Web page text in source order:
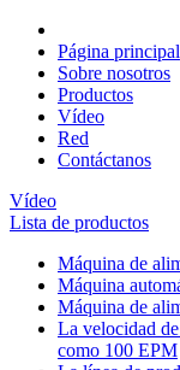
Página principal
Sobre nosotros
Productos
Vídeo
Red
Contáctanos
Vídeo
Lista de productos
Máquina de
Máquina
Máquina de
La velocidad
como 100 EPM